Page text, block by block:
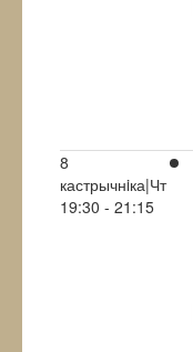
8
кастрычнiка|Чт
19:30 - 21:15